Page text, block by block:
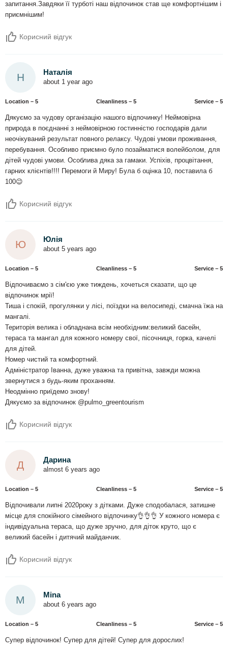
запитання.Завдяки її турботі наш відпочинок став ще комфортнішим і
приємнішим!
Корисний відгук
Н Наталія
about 1 year ago
Location – 5 Сleanliness – 5 Service – 5
Дякуємо за чудову організацію нашого відпочинку! Неймовірна
природа в поєднанні з неймовірною гостинністю господарів дали
неочікуваний результат повного релаксу. Чудові умови проживання,
перебування. Особливо приємно було позайматися волейболом, для
дітей чудові умови. Особлива дяка за гамаки. Успіхів, процвітання,
гарних клієнтів!!!! Перемоги й Миру! Була б оцінка 10, поставила б
100😉
Корисний відгук
Ю Юлія
about 5 years ago
Location – 5 Сleanliness – 5 Service – 5
Відпочиваємо з сім'єю уже тиждень, хочеться сказати, що це
відпочинок мрії!
Тиша і спокій, прогулянки у лісі, поїздки на велосипеді, смачна їжа на
мангалі.
Територія велика і обладнана всім необхідним:великий басейн,
тераса та мангал для кожного номеру свої, пісочниця, горка, качелі
для дітей.
Номер чистий та комфортний.
Адміністратор Іванна, дуже уважна та привітна, завжди можна
звернутися з будь-яким проханням.
Неодмінно приїдемо знову!
Дякуємо за відпочинок @pulmo_greentourism
Корисний відгук
Д Дарина
almost 6 years ago
Location – 5 Сleanliness – 5 Service – 5
Відпочивали липні 2020року з дітками. Дуже сподобалася, затишне
місце для спокійного сімейного відпочинку👌👌👌 У кожного номера є
індивідуальна тераса, що дуже зручно, для діток круто, що є
великий басейн і дитячий майданчик.
Корисний відгук
M Mina
about 6 years ago
Location – 5 Сleanliness – 5 Service – 5
Супер відпочинок! Супер для дітей! Супер для дорослих!